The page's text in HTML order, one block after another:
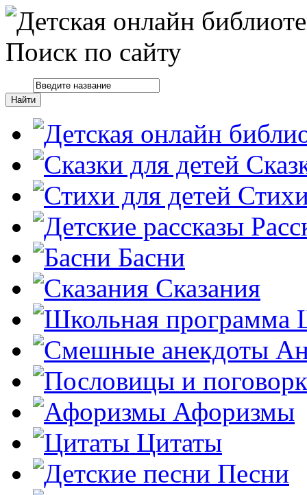
Поиск по сайту
Басни
Сказания
Афоризмы
Цитаты
Песни